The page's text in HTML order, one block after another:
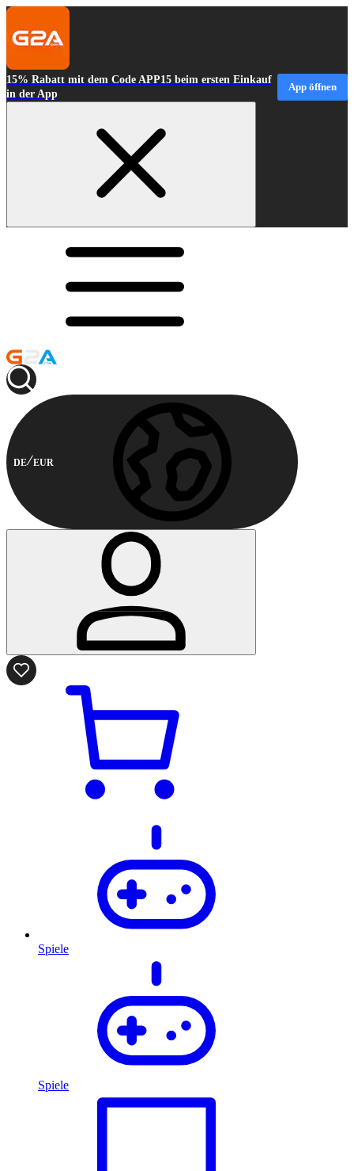
15% Rabatt mit dem Code APP15 beim ersten Einkauf
in der App
App öffnen
DE EUR
Spiele
Spiele